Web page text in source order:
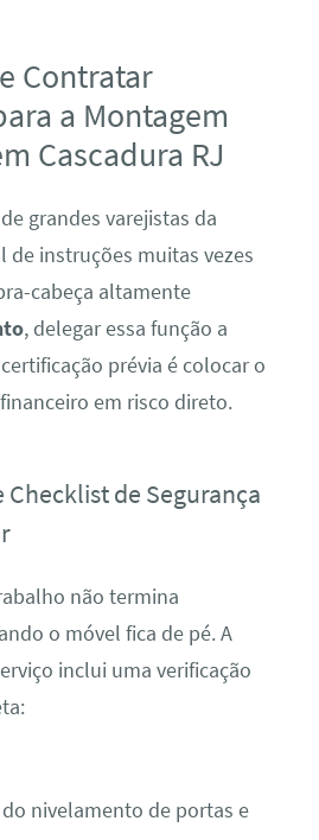
Contratar
a Montagem
Cascadura RJ
grandes varejistas da
de instruções muitas vezes
cabeça altamente
, delegar essa função a
prévia é colocar o
em risco direto.
Checklist de Segurança
não termina
o móvel fica de pé. A
inclui uma verificação
nivelamento de portas e